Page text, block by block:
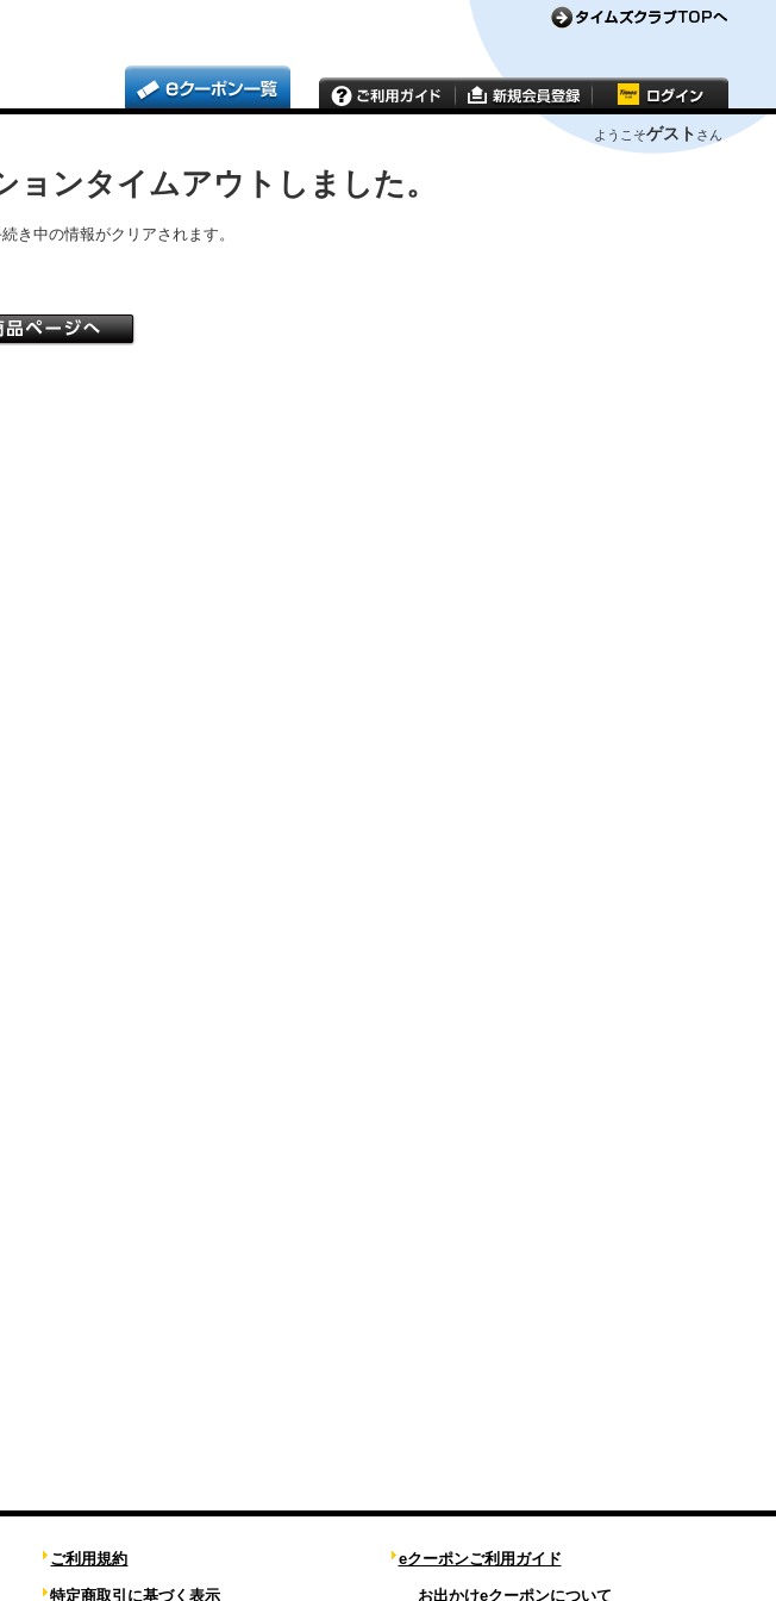
ようこそゲスト さん
ンタイムアウトしました。
き中の情報がクリアされます。
ご利用規約
特定商取引に基づく表示
eクーポンご利用ガイド
お出かけeクーポンについて